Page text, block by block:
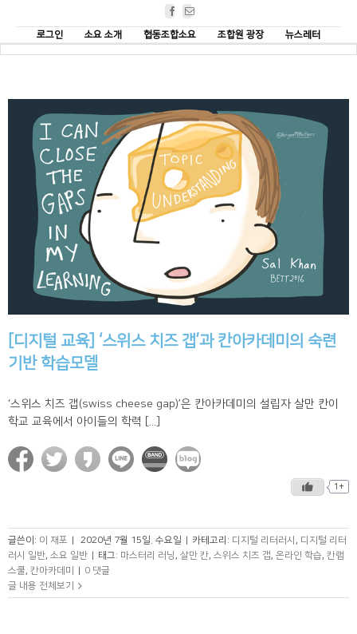
Facebook
로그인
소요 소개 협동조합소요 조합원 광장 뉴스레터
[디지털 교육] ‘스위스 치즈 갭’과 칸아카데미의 숙련
기반 학습모델
‘스위스 치즈 갭(swiss cheese gap)’은 칸아카데미의 설립자 살만 칸이
학교 교육에서 아이들의 학력 [...]
1+
글쓴이: 이 재포 | 2020년 7월 15일. 수요일 | 카테고리: 디지털 리터러시 , 디지털 리터
러시 일반, 소요 일반 | 태그: 마스터리 러닝 , 살만 칸, 스위스 치즈 갭, 온라인 학습, 칸랩
스쿨, 칸아카데미 | 0 댓글
글 내용 전체보기